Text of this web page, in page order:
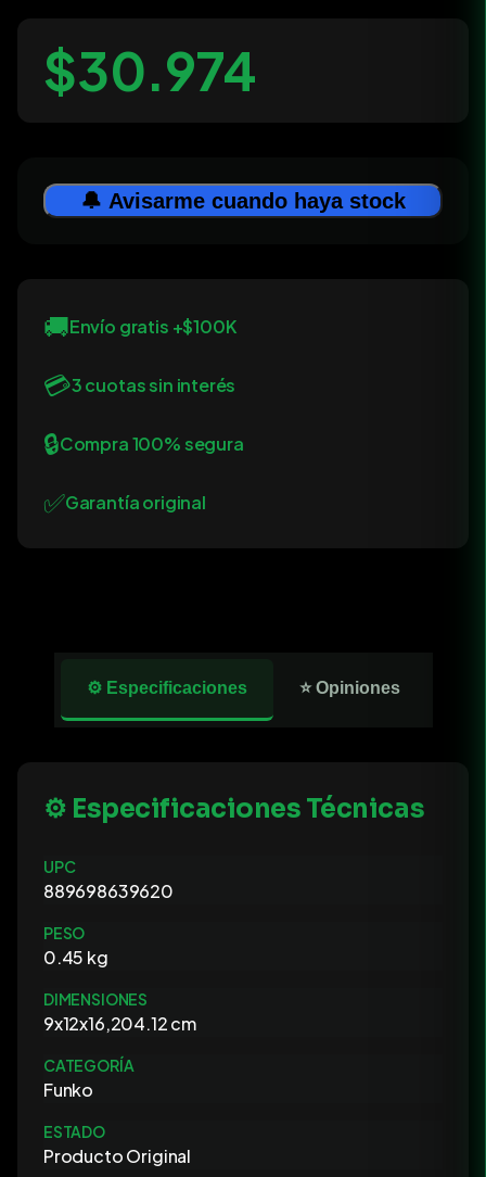
$30.974
🔔 Avisarme cuando haya stock
🚚Envío gratis +$100K
💳3 cuotas sin interés
🔒Compra 100% segura
✅Garantía original
⚙️ Especificaciones ⭐ Opiniones
⚙️ Especificaciones Técnicas
UPC
889698639620
PESO
0.45 kg
DIMENSIONES
9x12x16,204.12 cm
CATEGORÍA
Funko
ESTADO
Producto Original